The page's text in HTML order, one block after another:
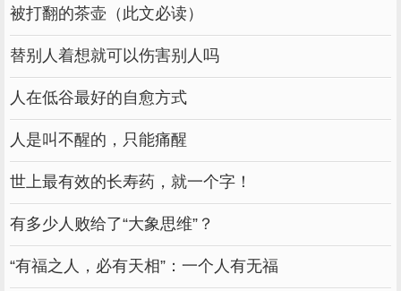
大红枣，粥，牛肉汤，温补方，勤锻炼，耐寒
强，摩鼻，感冒防，蜂蜜水，润肺忙，感情强，
心温暖，祝你健康！
短日不能阻挡，向往你。长夜也可以犹豫，饺子
不能忘记~
被打翻的茶壶（此文必读）
替别人着想就可以伤害别人吗
人在低谷最好的自愈方式
人是叫不醒的，只能痛醒
世上最有效的长寿药，就一个字！
有多少人败给了“大象思维”？
“有福之人，必有天相”：一个人有无福